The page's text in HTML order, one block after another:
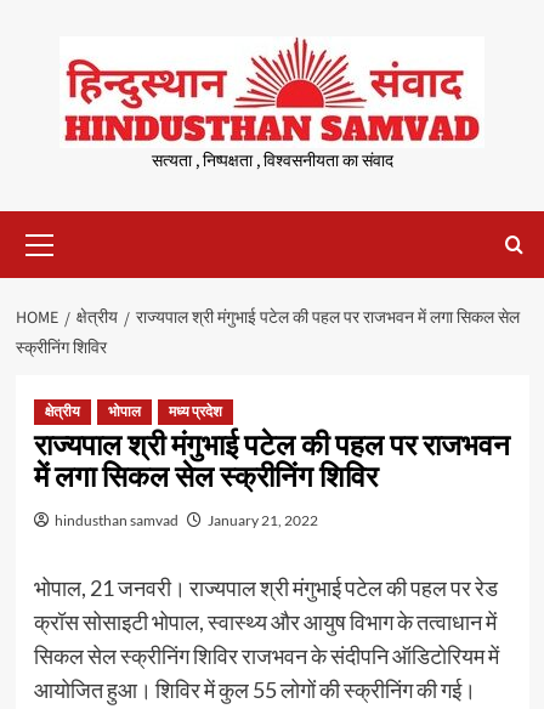
content
सत्यता , निष्पक्षता , विश्वसनीयता का संवाद
Menu
HOME क्षेत्रीय
राज्यपाल श्री मंगुभाई पटेल की पहल पर राजभवन में लगा सिकल सेल
स्क्रीनिंग शिविर
क्षेत्रीय भोपाल मध्य प्रदेश
राज्यपाल श्री मंगुभाई पटेल की पहल पर राजभवन
में लगा सिकल सेल स्क्रीनिंग शिविर
hindusthan samvad January 21, 2022
भोपाल, 21 जनवरी। राज्यपाल श्री मंगुभाई पटेल की पहल पर रेड
क्रॉस सोसाइटी भोपाल, स्वास्थ्य और आयुष विभाग के तत्वाधान में
सिकल सेल स्क्रीनिंग शिविर राजभवन के संदीपनि ऑडिटोरियम में
आयोजित हुआ। शिविर में कुल 55 लोगों की स्क्रीनिंग की गई।